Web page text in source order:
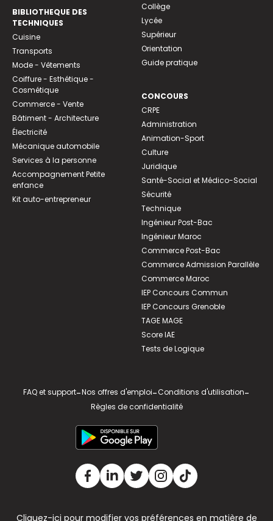
BIBLIOTHEQUE DES
TECHNIQUES
Cuisine
Transports
Mode - Vêtements
Coiffure - Esthétique -
Cosmétique
Commerce - Vente
Bâtiment - Architecture
Électricité
Mécanique automobile
Services à la personne
Accompagnement Petite
enfance
Kit auto-entrepreneur
Collège
Lycée
Supérieur
Orientation
Guide pratique
CONCOURS
CRPE
Administration
Animation-Sport
Culture
Juridique
Santé-Social et Médico-Social
Sécurité
Technique
Ingénieur Post-Bac
Ingénieur Maroc
Commerce Post-Bac
Commerce Admission Parallèle
Commerce Maroc
IEP Concours Commun
IEP Concours Grenoble
TAGE MAGE
Score IAE
Tests de Logique
FAQ et support-Nos offres d'emploi-Conditions d'utilisation-
Règles de confidentialité
Cliquez-ici pour modifier vos préférences en matière de